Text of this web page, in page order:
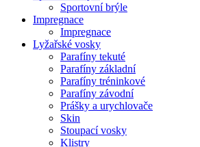
Sportovní brýle
Impregnace
Impregnace
Lyžařské vosky
Parafíny tekuté
Parafíny základní
Parafíny tréninkové
Parafíny závodní
Prášky a urychlovače
Skin
Stoupací vosky
Klistry